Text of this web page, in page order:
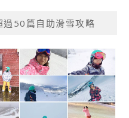
過50篇自助滑雪攻略